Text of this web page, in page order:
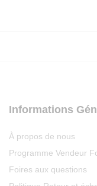
Informations
À propos de nous
Programme Vendeur
Foires aux questions